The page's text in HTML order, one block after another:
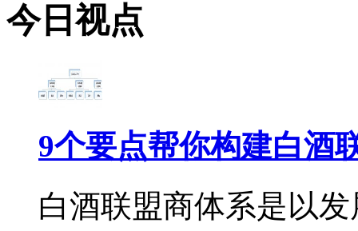
今日视点
9个要点帮你构建白酒
白酒联盟商体系是以